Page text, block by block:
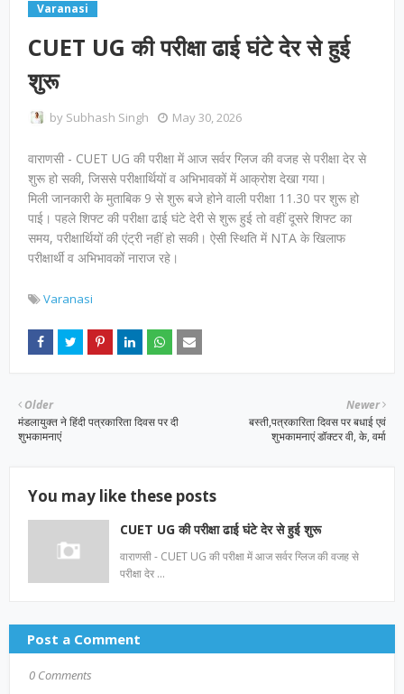
Varanasi
CUET UG की परीक्षा ढाई घंटे देर से हुई
शुरू
by Subhash Singh May 30, 2026
वाराणसी - CUET UG की परीक्षा में आज सर्वर ग्लिज की वजह से परीक्षा देर से
शुरू हो सकी, जिससे परीक्षार्थियों व अभिभावकों में आक्रोश देखा गया।
मिली जानकारी के मुताबिक 9 से शुरू बजे होने वाली परीक्षा 11.30 पर शुरू हो
पाई। पहले शिफ्ट की परीक्षा ढाई घंटे देरी से शुरू हुई तो वहीं दूसरे शिफ्ट का
समय, परीक्षार्थियों की एंट्री नहीं हो सकी। ऐसी स्थिति में NTA के खिलाफ
परीक्षार्थी व अभिभावकों नाराज रहे।
Varanasi
Newer
बस्ती,पत्रकारिता दिवस पर बधाई एवं
शुभकामनाएं डॉक्टर वी, के, वर्मा
Older
मंडलायुक्त ने हिंदी पत्रकारिता दिवस पर दी
शुभकामनाएं
You may like these posts
CUET UG की परीक्षा ढाई घंटे देर से हुई शुरू
वाराणसी - CUET UG की परीक्षा में आज सर्वर ग्लिज की वजह से
परीक्षा देर …
Post a Comment
0 Comments